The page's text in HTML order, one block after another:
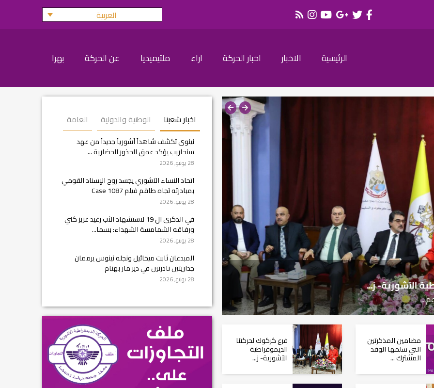
العربية
الرئيسية الاخبار اخبار الحركة اراء ملتيميديا عن الحركة بهرا
ز... وفد مشترك من أحزابنا القومية يلتقي محافظ ن...
مضامين المذكرتين
التي سلمها الوفد
المشترك ...
فرع كركوك لحركتنا
الديموقراطية
الآشورية- ز...
اخبار شعبنا الوطنية والدولية العامة
نينوى تكشف شاهداً آشورياً جديداً من عهد
سنحاريب يؤكد عمق الجذور الحضارية ...
28 يونيو, 2026
اتحاد النساء الآشوري يجسد روح الإسناد القومي
بمبادرته تجاه طاقم فيلم Case 1087
28 يونيو, 2026
في الذكرى ال 19 لاستشهاد الأب رغيد عزيز كني
ورفاقه الشمامسة الشهداء: بسما...
28 يونيو, 2026
المبدعان ثابت ميخائيل ونجله نينوس يرممان
جداريتين نادرتين في دير مار بهنام
28 يونيو, 2026